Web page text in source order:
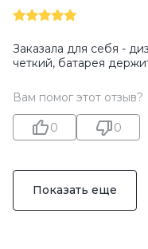
Заказала для себя -
четкий, батарея
Вам помог этот отзыв?
0 0
Показать еще